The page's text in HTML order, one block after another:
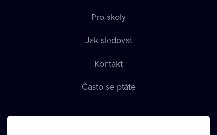
Pro školy
Jak sledovat
Kontakt
Často se ptáte